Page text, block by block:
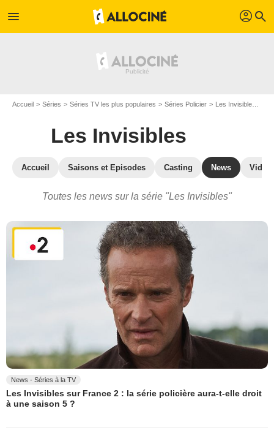
menu profil search
Accueil Séries Séries TV les plus populaires Séries Policier Les Invisibles
Les Invisibles
Accueil Saisons et Episodes Casting News
Toutes les news sur la série "Les Invisibles"
News - Séries à la TV
Les Invisibles sur France 2 : la série policière aura-t-elle droit
à une saison 5 ?